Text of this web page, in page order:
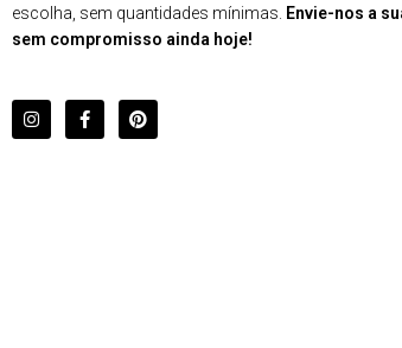
escolha, sem quantidades mínimas. Envie-nos a
sem compromisso ainda hoje!